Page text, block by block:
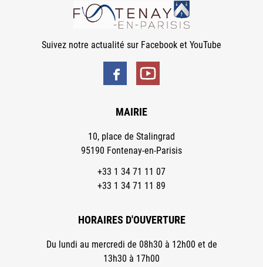
Suivez notre actualité sur Facebook et YouTube
MAIRIE
10, place de Stalingrad
95190 Fontenay-en-Parisis
+33 1 34 71 11 07
+33 1 34 71 11 89
HORAIRES D'OUVERTURE
Du lundi au mercredi de 08h30 à 12h00 et de
13h30 à 17h00